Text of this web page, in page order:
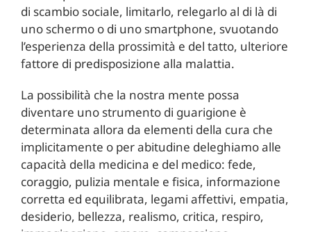
di scambio sociale, limitarlo, relegarlo al di là di
uno schermo o di uno smartphone, svuotando
l’esperienza della prossimità e del tatto, ulteriore
fattore di predisposizione alla malattia.
La possibilità che la nostra mente possa
diventare uno strumento di guarigione è
determinata allora da elementi della cura che
implicitamente o per abitudine deleghiamo alle
capacità della medicina e del medico: fede,
coraggio, pulizia mentale e fisica, informazione
corretta ed equilibrata, legami affettivi, empatia,
desiderio, bellezza, realismo, critica, respiro,